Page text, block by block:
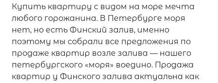
Купить квартиру с видом на море мечта
любого горожанина. В Петербурге моря
нет, но есть Финский залив, именно
поэтому мы собрали все предложения по
продаже квартир возле залива — нашего
петербургского «моря» воедино. Продажа
квартир у Финского залива актуальна как